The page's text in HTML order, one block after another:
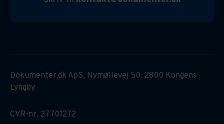
Dokumenter.dk ApS, Nymøllevej 50. 2800 Kongens
Lyngby
CVR-nr. 27701272